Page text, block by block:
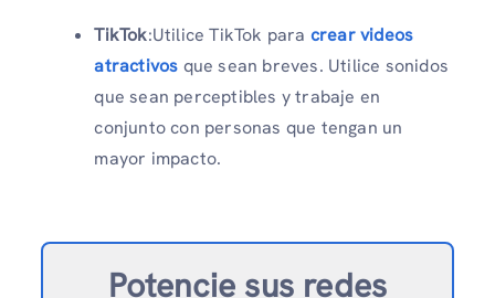
TikTok:Utilice TikTok para crear videos
atractivos que sean breves. Utilice sonidos
que sean perceptibles y trabaje en
conjunto con personas que tengan un
mayor impacto.
Potencie sus redes